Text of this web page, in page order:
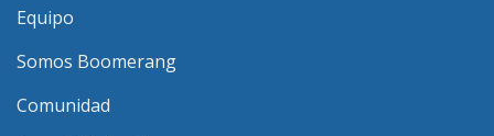
Equipo
Somos Boomerang
Comunidad